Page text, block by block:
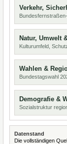
Verkehr,
Natur, Umwelt
Kulturumfeld,
Wahlen &
Bundestagswahl
Demografie &
Sozialstruktur
Datenstand
Die vollständigen